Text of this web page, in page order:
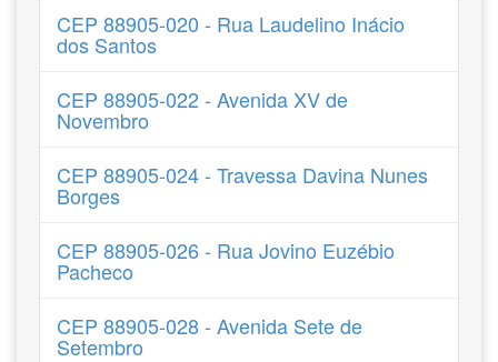
CEP 88905-020 - Rua Laudelino Inácio
dos Santos
CEP 88905-022 - Avenida XV de
Novembro
CEP 88905-024 - Travessa Davina Nunes
Borges
CEP 88905-026 - Rua Jovino Euzébio
Pacheco
CEP 88905-028 - Avenida Sete de
Setembro